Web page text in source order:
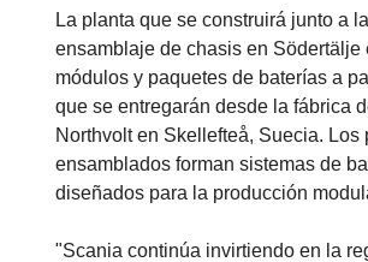
La planta que se construirá junto a
ensamblaje de chasis en Södertälje
módulos y paquetes de baterías a
que se entregarán desde la fábrica
Northvolt en Skellefteå, Suecia. Los
ensamblados forman sistemas de
diseñados para la producción
"Scania continúa invirtiendo en la